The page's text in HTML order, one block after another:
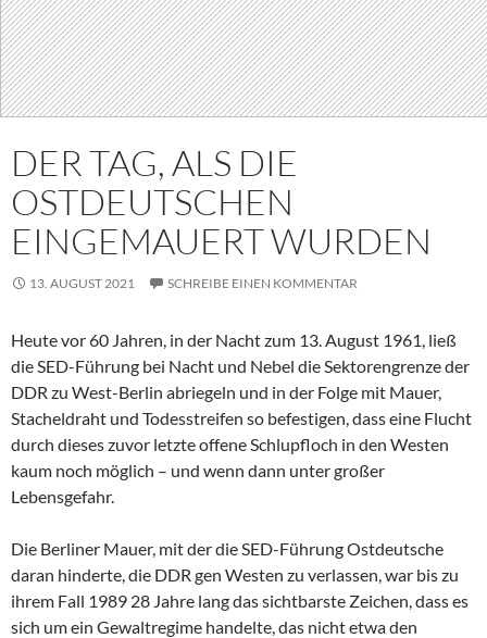
DER TAG, ALS DIE
OSTDEUTSCHEN
EINGEMAUERT WURDEN
13. AUGUST 2021 SCHREIBE EINEN KOMMENTAR
Heute vor 60 Jahren, in der Nacht zum 13. August 1961, ließ
die SED-Führung bei Nacht und Nebel die Sektorengrenze der
DDR zu West-Berlin abriegeln und in der Folge mit Mauer,
Stacheldraht und Todesstreifen so befestigen, dass eine Flucht
durch dieses zuvor letzte offene Schlupfloch in den Westen
kaum noch möglich – und wenn dann unter großer
Lebensgefahr.
Die Berliner Mauer, mit der die SED-Führung Ostdeutsche
daran hinderte, die DDR gen Westen zu verlassen, war bis zu
ihrem Fall 1989 28 Jahre lang das sichtbarste Zeichen, dass es
sich um ein Gewaltregime handelte, das nicht etwa den